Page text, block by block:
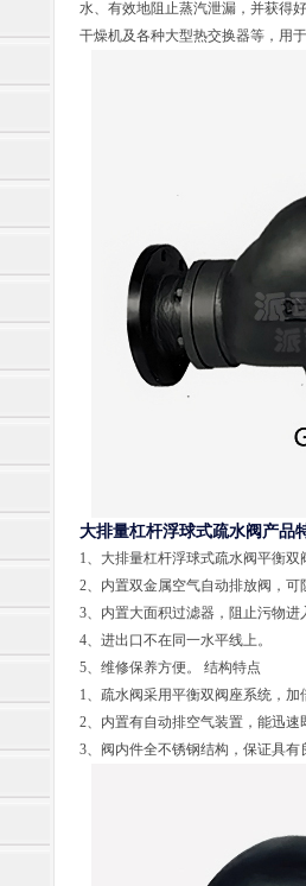
水、有效地阻止蒸汽泄漏，并获得
干燥机及各种大型热交换器等，用
大排量杠杆浮球式疏水阀产品
1、大排量杠杆浮球式疏水阀平衡
2、内置双金属空气自动排放阀，可
3、内置大面积过滤器，阻止污物进
4、进出口不在同一水平线上。
5、维修保养方便。 结构特点
1、疏水阀采用平衡双阀座系统，加
2、内置有自动排空气装置，能迅速
3、阀内件全不锈钢结构，保证具有